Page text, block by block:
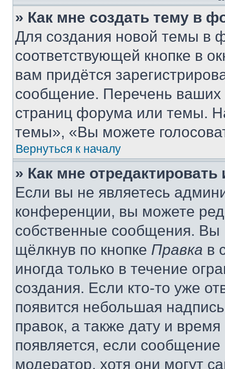
» Как мне создать тему в
Для создания новой темы в
соответствующей кнопке в
вам придётся
сообщение. Перечень ваших
страниц форума или темы.
темы», «Вы можете
Вернуться к началу
» Как мне
Если вы не являетесь
конференции, вы можете
собственные сообщения. Вы
щёлкнув по кнопке Правка в
иногда только в течение
создания. Если кто-то уже
появится небольшая
правок, а также дату и
появляется, если
модератор, хотя они могут